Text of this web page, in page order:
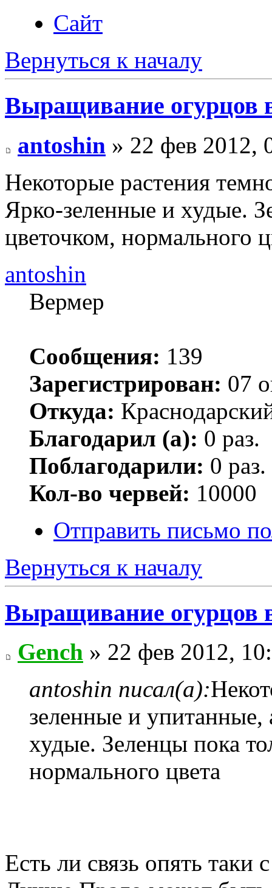
Сайт
Вернуться к началу
Выращивание огурцов
antoshin » 22 фев 2012,
Некоторые растения
Ярко-зеленные и худые.
цветочком, нормального
antoshin
Вермер
Сообщения: 139
Зарегистрирован: 07
Откуда:
Благодарил (а): 0 раз.
Поблагодарили: 0 раз.
Кол-во червей: 10000
Отправить письмо
Вернуться к началу
Выращивание огурцов
Gench » 22 фев 2012,
antoshin писал(а):
зеленные и упитанные,
худые. Зеленцы пока
нормального цвета
Есть ли связь опять таки